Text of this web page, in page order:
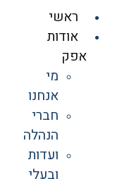
ראשי
אודות
אפק
מי
אנחנו
חברי
הנהלה
ועדות
ובעלי